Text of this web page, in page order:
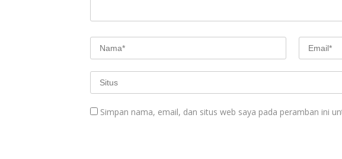
Simpan nama, email, dan situs web saya pada peramban ini